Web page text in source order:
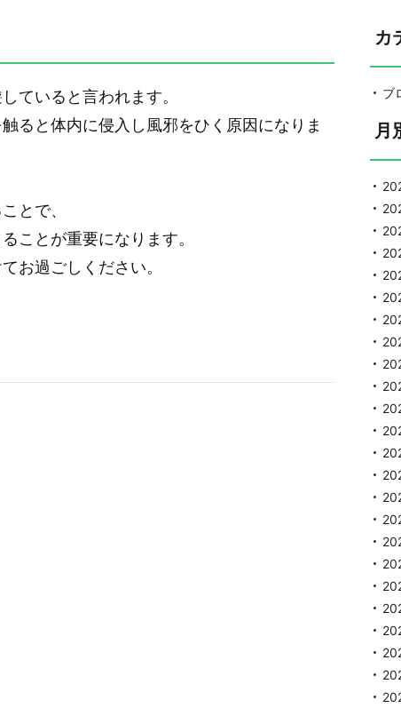
ていると言われます。
ると体内に侵入し風邪をひく原因になりま
とで、
ことが重要になります。
お過ごしください。
カ
ブ
月